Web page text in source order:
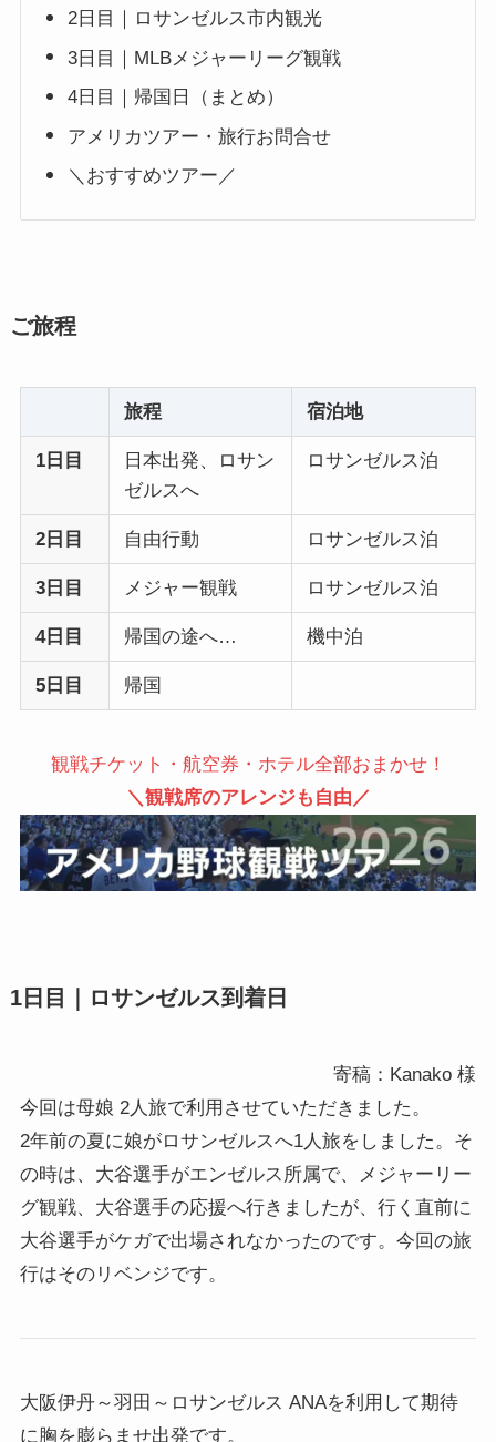
2日目｜ロサンゼルス市内観光
3日目｜MLBメジャーリーグ観戦
4日目｜帰国日（まとめ）
アメリカツアー・旅行お問合せ
＼おすすめツアー／
ご旅程
旅程 宿泊地
1日目
日本出発、ロサン
ゼルスへ
ロサンゼルス泊
2日目 自由行動 ロサンゼルス泊
3日目 メジャー観戦 ロサンゼルス泊
4日目 帰国の途へ… 機中泊
5日目 帰国
観戦チケット・航空券・ホテル全部おまかせ！
＼観戦席のアレンジも自由／
1日目｜ロサンゼルス到着日
寄稿：Kanako 様
今回は母娘 2人旅で利用させていただきました。
2年前の夏に娘がロサンゼルスへ1人旅をしました。そ
の時は、大谷選手がエンゼルス所属で、メジャーリー
グ観戦、大谷選手の応援へ行きましたが、行く直前に
大谷選手がケガで出場されなかったのです。今回の旅
行はそのリベンジです。
大阪伊丹～羽田～ロサンゼルス ANAを利用して期待
に胸を膨らませ出発です。